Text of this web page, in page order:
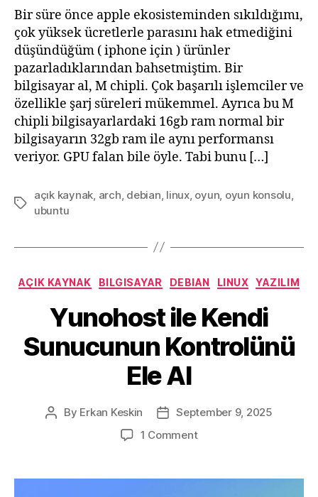
Bir süre önce apple ekosisteminden sıkıldığımı,
çok yüksek ücretlerle parasını hak etmediğini
düşündüğüm ( iphone için ) ürünler
pazarladıklarından bahsetmiştim. Bir
bilgisayar al, M chipli. Çok başarılı işlemciler ve
özellikle şarj süreleri mükemmel. Ayrıca bu M
chipli bilgisayarlardaki 16gb ram normal bir
bilgisayarın 32gb ram ile aynı performansı
veriyor. GPU falan bile öyle. Tabi bunu […]
Tags
açık kaynak, arch, debian, linux, oyun, oyun konsolu,
ubuntu
Categories
AÇIK KAYNAK BILGISAYAR DEBIAN LINUX YAZILIM
Yunohost ile Kendi
Sunucunun Kontrolünü
Ele Al
Post
By Erkan Keskin
PostSeptember 9, 2025
1 Commenton
Kendi